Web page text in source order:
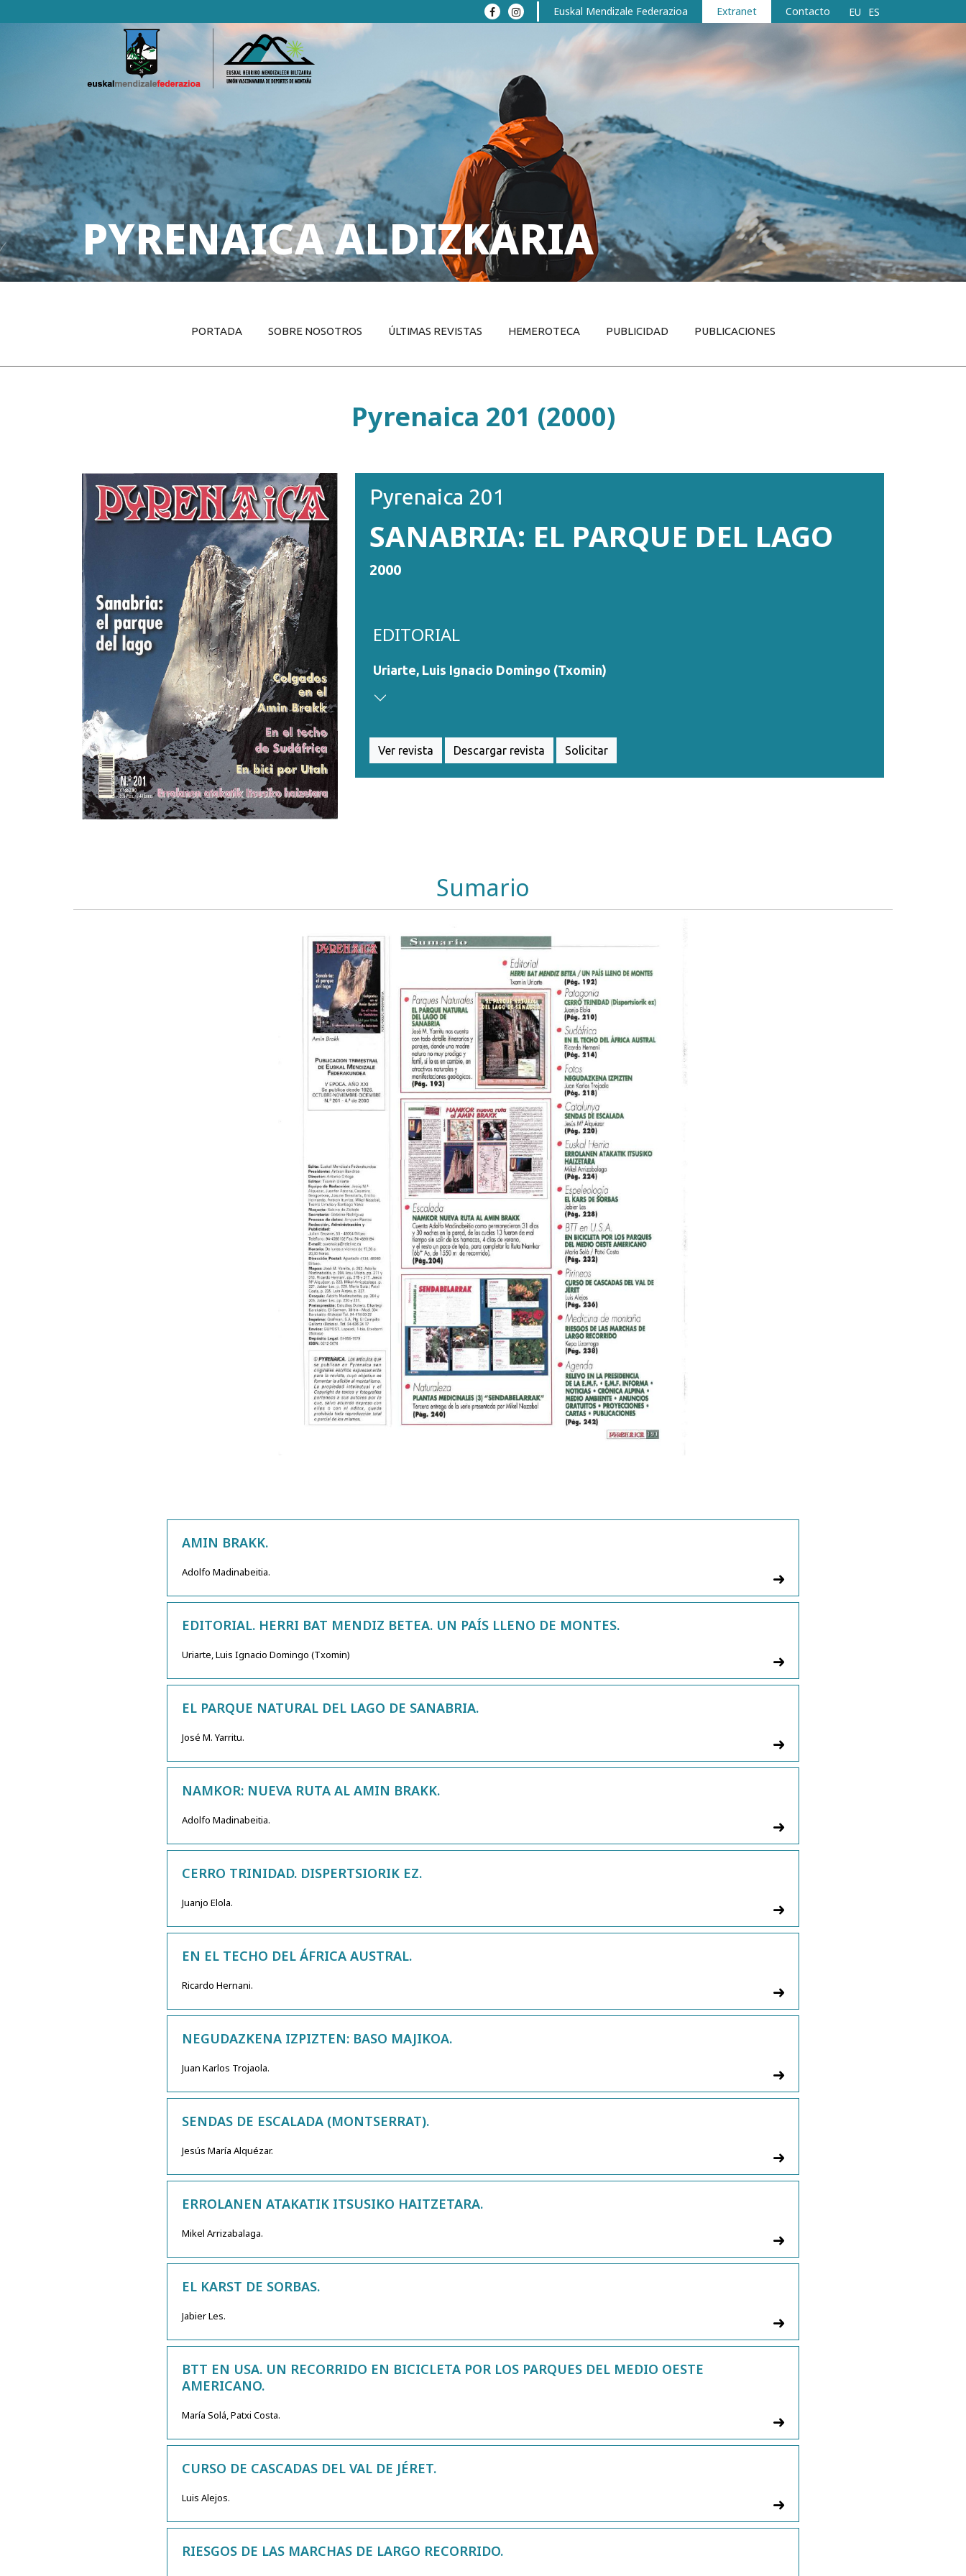
Euskal Mendizale Federazioa Extranet Contacto EU ES
PYRENAICA ALDIZKARIA
PORTADA SOBRE NOSOTROS ÚLTIMAS REVISTAS HEMEROTECA PUBLICIDAD PUBLICACIONES
Pyrenaica 201 (2000)
Pyrenaica 201
SANABRIA: EL PARQUE DEL LAGO
2000
EDITORIAL
Uriarte, Luis Ignacio Domingo (Txomin)
Ver revista Descargar revista Solicitar
Sumario
AMIN BRAKK.
Adolfo Madinabeitia.
EDITORIAL. HERRI BAT MENDIZ BETEA. UN PAÍS LLENO DE MONTES.
Uriarte, Luis Ignacio Domingo (Txomin)
EL PARQUE NATURAL DEL LAGO DE SANABRIA.
José M. Yarritu.
NAMKOR: NUEVA RUTA AL AMIN BRAKK.
Adolfo Madinabeitia.
CERRO TRINIDAD. DISPERTSIORIK EZ.
Juanjo Elola.
EN EL TECHO DEL ÁFRICA AUSTRAL.
Ricardo Hernani.
NEGUDAZKENA IZPIZTEN: BASO MAJIKOA.
Juan Karlos Trojaola.
SENDAS DE ESCALADA (MONTSERRAT).
Jesús María Alquézar.
ERROLANEN ATAKATIK ITSUSIKO HAITZETARA.
Mikel Arrizabalaga.
EL KARST DE SORBAS.
Jabier Les.
BTT EN USA. UN RECORRIDO EN BICICLETA POR LOS PARQUES DEL MEDIO OESTE
AMERICANO.
María Solá, Patxi Costa.
CURSO DE CASCADAS DEL VAL DE JÉRET.
Luis Alejos.
RIESGOS DE LAS MARCHAS DE LARGO RECORRIDO.